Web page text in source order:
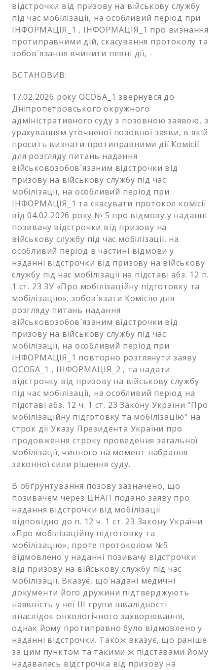
відстрочки від призову на військову службу
під час мобілізації, на особливий період при
ІНФОРМАЦІЯ_1 , ІНФОРМАЦІЯ_1 про визнання
протиправними дій, скасування протоколу та
зобов`язання вчинити певні дії, -
ВСТАНОВИВ:
17.02.2026 року ОСОБА_1 звернувся до
Дніпропетровського окружного
адміністративного суду з позовною заявою, з
урахуванням уточненої позовної заяви, в якій
просить визнати протиправними дії Комісії
для розгляду питань надання
військовозобов`язаним відстрочки від
призову на військову службу під час
мобілізації, на особливий період при
ІНФОРМАЦІЯ_1 та скасувати протокол комісії
від 04.02.2026 року № 5 про відмову у наданні
позивачу відстрочки від призову на
військову службу під час мобілізації, на
особливий період в частині відмови у
наданні відстрочки від призову на військову
службу під час мобілізації на підставі абз. 12 п.
1 ст. 23 ЗУ «Про мобілізаційну підготовку та
мобілізацію»; зобов`язати Комісію для
розгляду питань надання
військовозобов`язаним відстрочки від
призову на військову службу під час
мобілізації, на особливий період при
ІНФОРМАЦІЯ_1 повторно розглянути заяву
ОСОБА_1 , ІНФОРМАЦІЯ_2 , та надати
відстрочку від призову на військову службу
під час мобілізації, на особливий період на
підставі абз. 12 ч. 1 ст. 23 Закону України "Про
мобілізаційну підготовку та мобілізацію" на
строк дії Указу Президента України про
продовження строку проведення загальної
мобілізації, чинного на момент набрання
законної сили рішення суду.
В обґрунтування позову зазначено, що
позивачем через ЦНАП подано заяву про
надання відстрочки від мобілізації
відповідно до п. 12 ч. 1 ст. 23 Закону України
«Про мобілізаційну підготовку та
мобілізацію», проте протоколом №5
відмовлено у наданні позивачу відстрочки
від призову на військову службу під час
мобілізації. Вказує, що надані медичні
документи його дружини підтверджують
наявність у неї ІІІ групи інвалідності
внаслідок онкологічного захворювання,
однак йому протиправно було відмовлено у
наданні відстрочки. Також вказує, що раніше
за цим пунктом та такими ж підставами йому
надавалась відстрочка від призову на